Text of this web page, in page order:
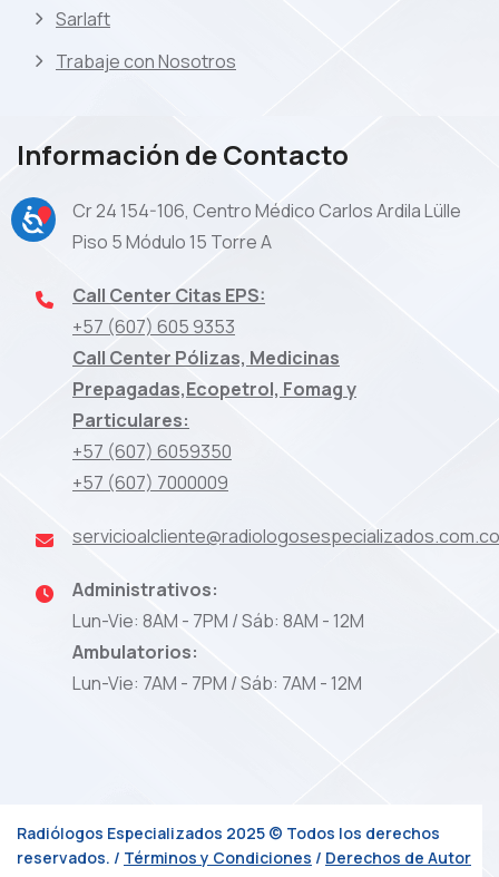
Sarlaft
Trabaje con Nosotros
Información de Contacto
Cr 24 154-106, Centro Médico Carlos Ardila Lülle
Piso 5 Módulo 15 Torre A
Call Center Citas EPS:
+57 (607) 605 9353
Call Center Pólizas, Medicinas
Prepagadas,Ecopetrol, Fomag y
Particulares:
+57 (607) 6059350
+57 (607) 7000009
servicioalcliente@radiologosespecializados.com.co
Administrativos:
Lun-Vie: 8AM - 7PM / Sáb: 8AM - 12M
Ambulatorios:
Lun-Vie: 7AM - 7PM / Sáb: 7AM - 12M
Radiólogos Especializados 2025 © Todos los derechos
reservados. / Términos y Condiciones / Derechos de Autor